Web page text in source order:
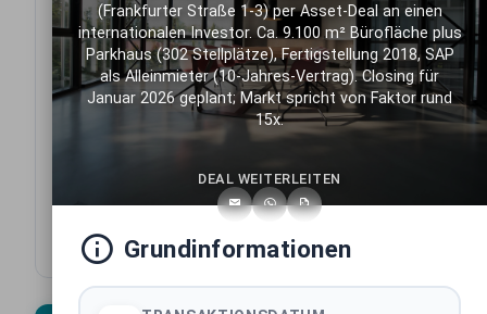
Stadt
Käufer
Baujahr
(Frankfurter Straße 1-3) per Asset-Deal an einen
internationalen Investor. Ca. 9.100 m² Bürofläche plus
Parkhaus (302 Stellplätze), Fertigstellung 2018, SAP
als Alleinmieter (10-Jahres-Vertrag). Closing für
Januar 2026 geplant; Markt spricht von Faktor rund
15x.
DEAL WEITERLEITEN
Grundinformationen